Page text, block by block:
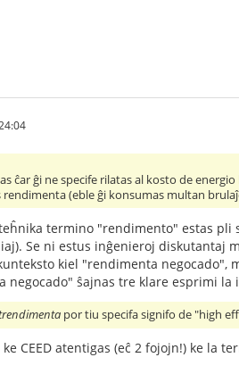
ĉar ĝi ne specife rilatas al kosto de
rendimenta (eble ĝi konsumas multan
termino "rendimento" estas
Se ni estus inĝenieroj diskutantaj
kiel "rendimenta negocado",
negocado" ŝajnas tre klare esprimi la
por tiu specifa signifo de "high
CEED atentigas (eĉ 2 fojojn!) ke la